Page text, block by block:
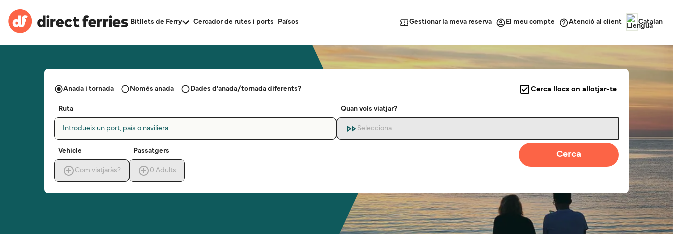
Bitllets de Ferry Cercador de rutes i ports Països Gestionar la meva reserva El meu compte Atenció al client Catalan
Anada i tornada Només anada Dades d'anada/tornada diferents? Cerca llocs on allotjar-te
Ruta
Introdueix un port, país o naviliera
Quan vols viatjar?
Selecciona
Vehicle
Com viatjaràs?
Passatgers
0 Adults
Cerca